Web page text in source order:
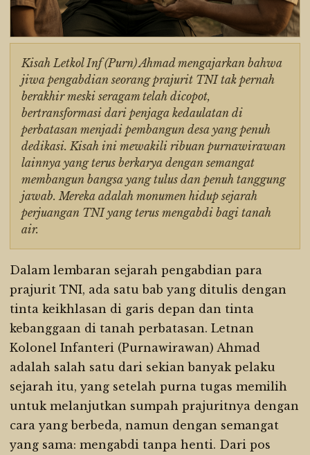
Kisah Letkol Inf (Purn) Ahmad mengajarkan bahwa
jiwa pengabdian seorang prajurit TNI tak pernah
berakhir meski seragam telah dicopot,
bertransformasi dari penjaga kedaulatan di
perbatasan menjadi pembangun desa yang penuh
dedikasi. Kisah ini mewakili ribuan purnawirawan
lainnya yang terus berkarya dengan semangat
membangun bangsa yang tulus dan penuh tanggung
jawab. Mereka adalah monumen hidup sejarah
perjuangan TNI yang terus mengabdi bagi tanah
air.
Dalam lembaran sejarah pengabdian para
prajurit TNI, ada satu bab yang ditulis dengan
tinta keikhlasan di garis depan dan tinta
kebanggaan di tanah perbatasan. Letnan
Kolonel Infanteri (Purnawirawan) Ahmad
adalah salah satu dari sekian banyak pelaku
sejarah itu, yang setelah purna tugas memilih
untuk melanjutkan sumpah prajuritnya dengan
cara yang berbeda, namun dengan semangat
yang sama: mengabdi tanpa henti. Dari pos